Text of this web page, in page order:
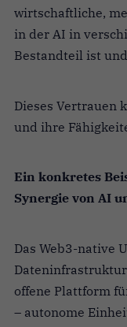
wirtschaftliche,
in der AI in
Bestandteil ist
Dieses Vertrauen
und ihre
Ein konkretes
Synergie von AI
Das Web3-native
offene Plattform
– autonome